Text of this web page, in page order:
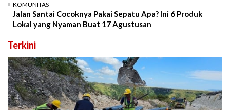
KOMUNITAS
Jalan Santai Cocoknya Pakai Sepatu Apa? Ini 6 Produk
Lokal yang Nyaman Buat 17 Agustusan
Terkini